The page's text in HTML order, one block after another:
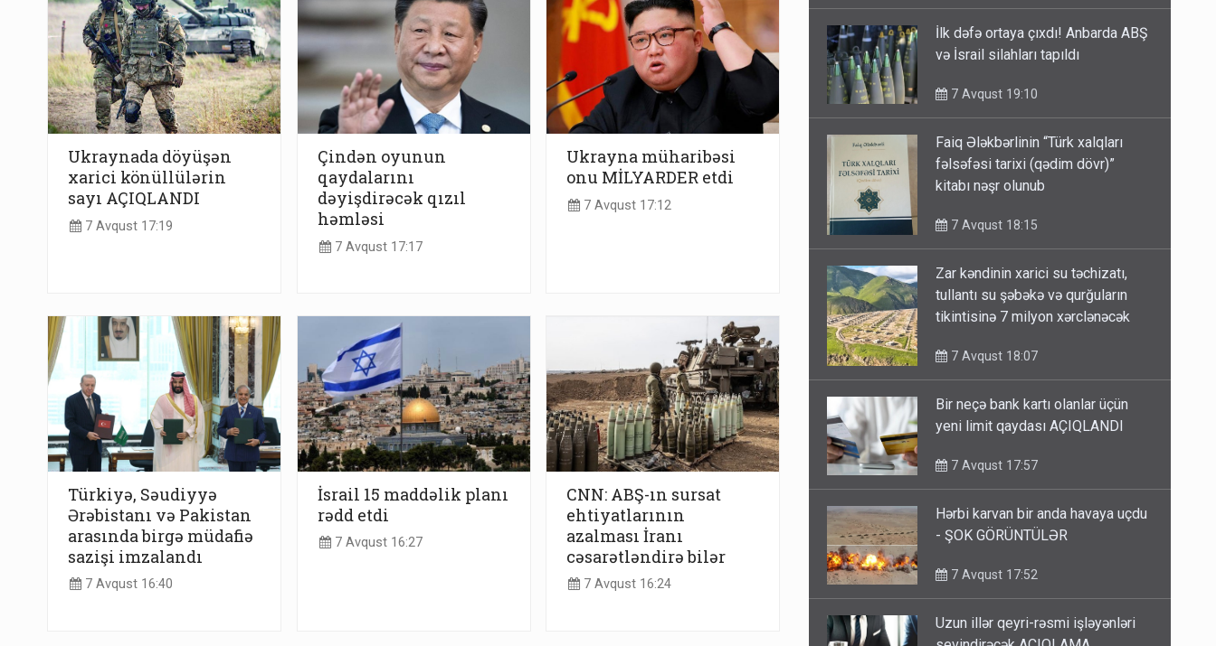
Ukraynada döyüşən
xarici könüllülərin
sayı AÇIQLANDI
7 Avqust 17:19
Çindən oyunun
qaydalarını
dəyişdirəcək qızıl
həmləsi
7 Avqust 17:17
Ukrayna müharibəsi
onu MİLYARDER etdi
7 Avqust 17:12
Türkiyə, Səudiyyə
Ərəbistanı və Pakistan
arasında birgə müdafiə
sazişi imzalandı
7 Avqust 16:40
İsrail 15 maddəlik planı
rədd etdi
7 Avqust 16:27
CNN: ABŞ-ın sursat
ehtiyatlarının
azalması İranı
cəsarətləndirə bilər
7 Avqust 16:24
İlk dəfə ortaya çıxdı! Anbarda ABŞ
və İsrail silahları tapıldı
7 Avqust 19:10
Faiq Ələkbərlinin “Türk xalqları
fəlsəfəsi tarixi (qədim dövr)”
kitabı nəşr olunub
7 Avqust 18:15
Zar kəndinin xarici su təchizatı,
tullantı su şəbəkə və qurğuların
tikintisinə 7 milyon xərclənəcək
7 Avqust 18:07
Bir neçə bank kartı olanlar üçün
yeni limit qaydası AÇIQLANDI
7 Avqust 17:57
Hərbi karvan bir anda havaya uçdu
- ŞOK GÖRÜNTÜLƏR
7 Avqust 17:52
Uzun illər qeyri-rəsmi işləyənləri